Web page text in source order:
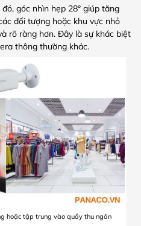
góc nhìn hẹp 28° giúp tăng
đối tượng hoặc khu vực nhỏ
rõ ràng hơn. Đây là sự khác biệt
thông thường khác.
hoặc tập trung vào quầy thu ngân